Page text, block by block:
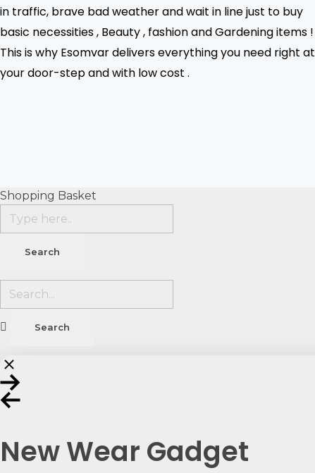
in traffic, brave bad weather and wait in line just to buy
basic necessities , Beauty , fashion and Gardening items !
This is why Esomvar delivers everything you need right at
your door-step and with low cost .
Shopping Basket
New Wear Gadget